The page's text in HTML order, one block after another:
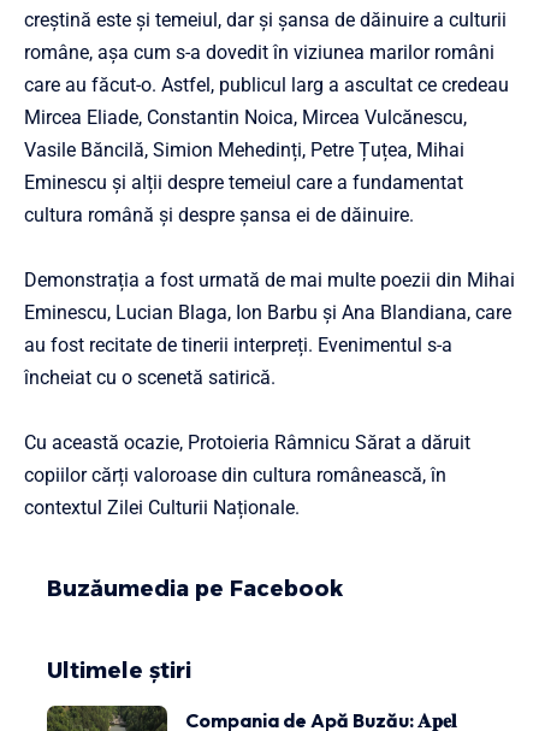
creștină este și temeiul, dar și șansa de dăinuire a culturii
române, așa cum s-a dovedit în viziunea marilor români
care au făcut-o. Astfel, publicul larg a ascultat ce credeau
Mircea Eliade, Constantin Noica, Mircea Vulcănescu,
Vasile Băncilă, Simion Mehedinți, Petre Țuțea, Mihai
Eminescu și alții despre temeiul care a fundamentat
cultura română și despre șansa ei de dăinuire.
Demonstrația a fost urmată de mai multe poezii din Mihai
Eminescu, Lucian Blaga, Ion Barbu și Ana Blandiana, care
au fost recitate de tinerii interpreți. Evenimentul s-a
încheiat cu o scenetă satirică.
Cu această ocazie, Protoieria Râmnicu Sărat a dăruit
copiilor cărți valoroase din cultura românească, în
contextul Zilei Culturii Naționale.
Buzăumedia pe Facebook
Ultimele știri
Compania de Apă Buzău: 𝐀𝐩𝐞𝐥